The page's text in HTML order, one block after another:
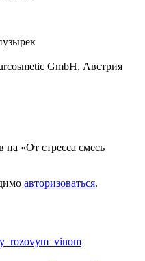
GmbH, Австрия
на «От стресса смесь
авторизоваться.